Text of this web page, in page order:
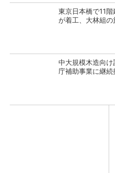
東京日本橋で11
が着工、大林組
中大規模木造向
庁補助事業に継